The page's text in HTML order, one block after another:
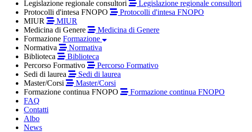
Legislazione regionale consultori
Legislazione regionale consultori
Protocolli d'intesa FNOPO
Protocolli d'intesa FNOPO
MIUR
MIUR
Medicina di Genere
Medicina di Genere
Formazione Formazione
Normativa
Normativa
Biblioteca
Biblioteca
Percorso Formativo
Percorso Formativo
Sedi di laurea
Sedi di laurea
Master/Corsi
Master/Corsi
Formazione continua FNOPO
Formazione continua FNOPO
FAQ
Contatti
Albo
News